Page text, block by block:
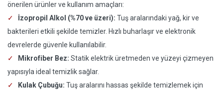
önerilen ürünler ve kullanım amaçları:
İzopropil Alkol (%70 ve üzeri): Tuş aralarındaki yağ, kir ve
bakterileri etkili şekilde temizler. Hızlı buharlaşır ve elektronik
devrelerde güvenle kullanılabilir.
Mikrofiber Bez: Statik elektrik üretmeden ve yüzeyi çizmeyen
yapısıyla ideal temizlik sağlar.
Kulak Çubuğu: Tuş aralarını hassas şekilde temizlemek için